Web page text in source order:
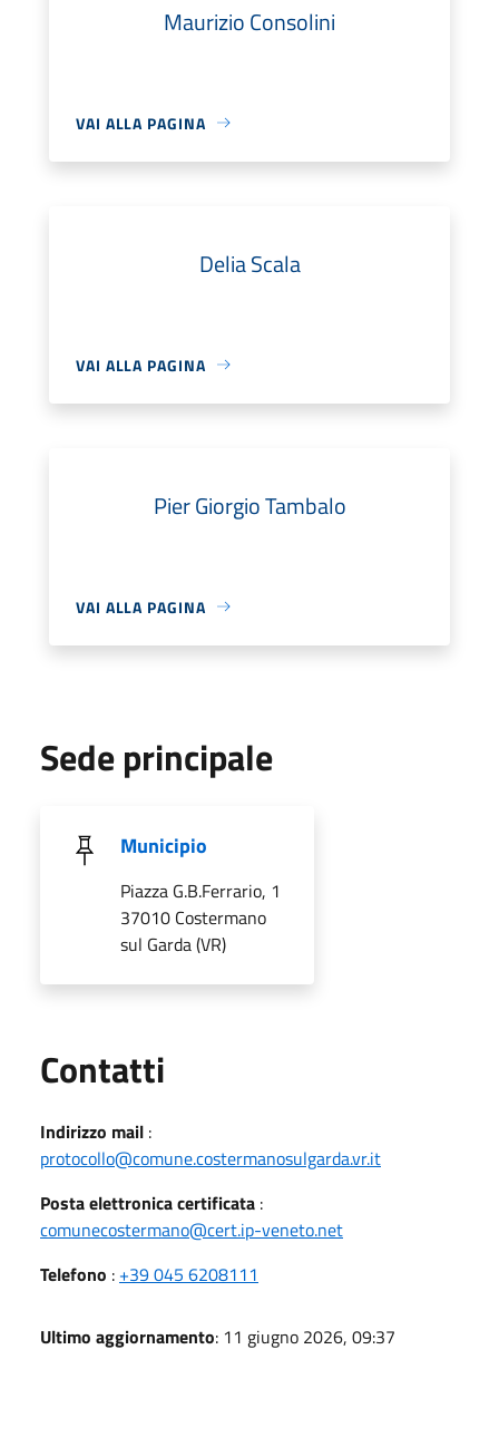
Maurizio Consolini
VAI ALLA PAGINA
Delia Scala
VAI ALLA PAGINA
Pier Giorgio Tambalo
VAI ALLA PAGINA
Sede principale
Municipio
Piazza G.B.Ferrario, 1
37010 Costermano
sul Garda (VR)
Contatti
Indirizzo mail :
protocollo@comune.costermanosulgarda.vr.it
Posta elettronica certificata :
comunecostermano@cert.ip-veneto.net
Telefono : +39 045 6208111
Ultimo aggiornamento: 11 giugno 2026, 09:37